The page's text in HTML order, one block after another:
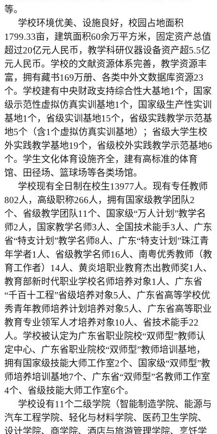
等。
学校环境优美、设施良好，校园占地面积
1799.33亩，建筑面积60余万平方米，固定资产总值
超过20亿元人民币，教学科研仪器设备资产超5.5亿
元人民币。学校的文献资源体系完善，教学资源丰
富，拥有藏书169万册、各类中外文数据库资源23
个。学校建有中央财政支持综合性大基地1个，国家
级示范性虚拟仿真实训基地1个，国家级生产性实训
基地1个，省级实训基地15个，省级实践教学示范基
地5个（含1个虚拟仿真实训基地）；省级大学生校
外实践教学基地19个，省级校外实践教学示范基地6
个。学生文化体育设施齐全，建有高标准的体育
馆、田径场、篮球场等各类场馆。
学校现有全日制在校生13977人。现有专任教师
802人，高级职称266人，拥有国家级教学团队2
个、省级教学团队11个、国家级“万人计划”教学名
师2人，国家教学名师3人、全国技术能手3人、广东
省“特支计划”教学名师8人、广东“特支计划”珠江青
年学者1人、省级教学名师16人、南粤优秀教师（教
育工作者）14人、黄炎培职业教育杰出教师奖1人、
教育部新时代职业学校名师培养对象1人、广东省
“千百十工程”省级培养对象5人、广东省高等学校优
秀青年教师培养计划培养对象5人、广东省高等职业
教育专业领军人才培养对象10人、省技术能手22
人。学校被认定为广东省职业院校“双师型”教师认
定中心、广东省职业院校“双师型”教师培训基地，
拥有国家级技能大师工作室2个、国家级“双师型”教
师培养培训基地7个、广东省“双师型”名教师工作室
4个、省级技能大师工作室6个。
学校设有11个二级学院（智能制造学院、能源与
汽车工程学院、轻化与材料学院、医药卫生学院、
设计学院、商学院、酒店与旅游管理学院、烹饪学